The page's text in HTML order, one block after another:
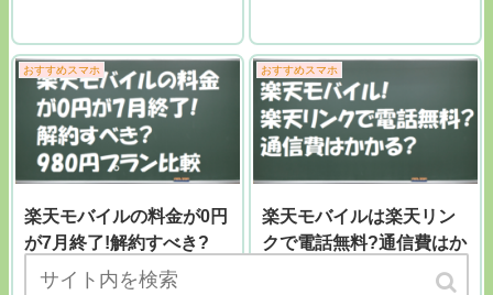
おすすめスマホ
楽天モバイルの料金が0円
が7月終了!解約すべき?
980円プラン比較！！
おすすめスマホ
楽天モバイルは楽天リン
クで電話無料?通信費はか